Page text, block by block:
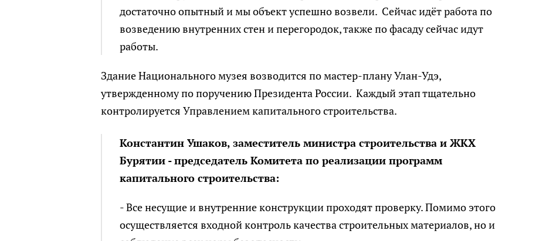
достаточно опытный и мы объект успешно возвели. Сейчас идёт работа по
возведению внутренних стен и перегородок, также по фасаду сейчас идут
работы.
Здание Национального музея возводится по мастер-плану Улан-Удэ,
утвержденному по поручению Президента России. Каждый этап тщательно
контролируется Управлением капитального строительства.
Константин Ушаков, заместитель министра строительства и ЖКХ
Бурятии - председатель Комитета по реализации программ
капитального строительства:
- Все несущие и внутренние конструкции проходят проверку. Помимо этого
осуществляется входной контроль качества строительных материалов, но и